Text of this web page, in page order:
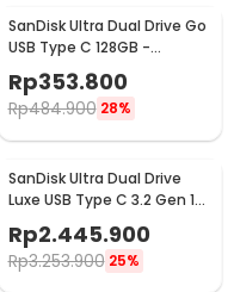
SanDisk Ultra Dual Drive Go
USB Type C 128GB -
SDDDC3
Rp353.800
Rp484.900 28%
SanDisk Ultra Dual Drive
Luxe USB Type C 3.2 Gen 1
Rp2.445.900
Rp3.253.900 25%